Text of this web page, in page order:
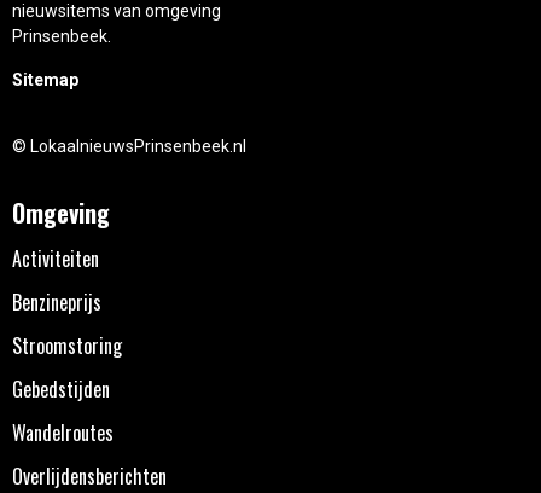
nieuwsitems van omgeving
Prinsenbeek.
Sitemap
© LokaalnieuwsPrinsenbeek.nl
Omgeving
Activiteiten
Benzineprijs
Stroomstoring
Gebedstijden
Wandelroutes
Overlijdensberichten